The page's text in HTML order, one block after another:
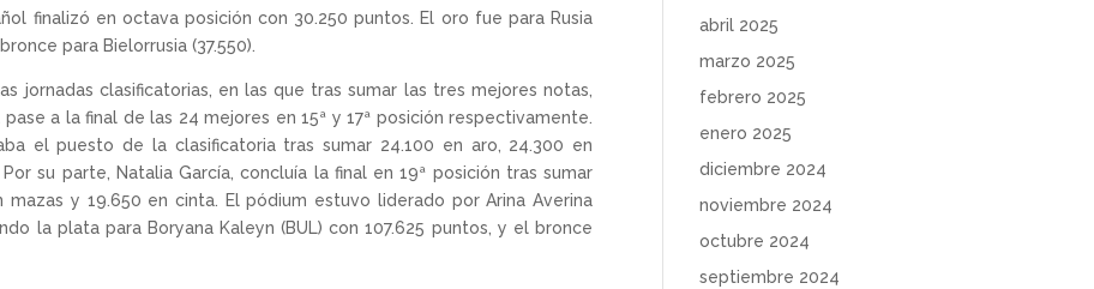
finalizó en octava posición con 30.250 puntos. El oro fue para Rusia
para Bielorrusia (37.550).
jornadas clasificatorias, en las que tras sumar las tres mejores notas,
a la final de las 24 mejores en 15ª y 17ª posición respectivamente.
el puesto de la clasificatoria tras sumar 24.100 en aro, 24.300 en
su parte, Natalia García, concluía la final en 19ª posición tras sumar
y 19.650 en cinta. El pódium estuvo liderado por Arina Averina
la plata para Boryana Kaleyn (BUL) con 107.625 puntos, y el bronce
abril 2025
marzo 2025
febrero 2025
enero 2025
diciembre 2024
noviembre 2024
octubre 2024
septiembre 2024